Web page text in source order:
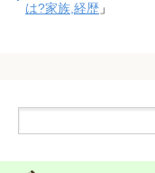
は?家族,経歴 」